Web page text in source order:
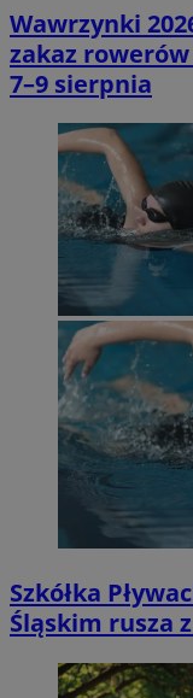
Wawrzynki
zakaz
7–9 sierpnia
Szkółka
Śląskim rusza